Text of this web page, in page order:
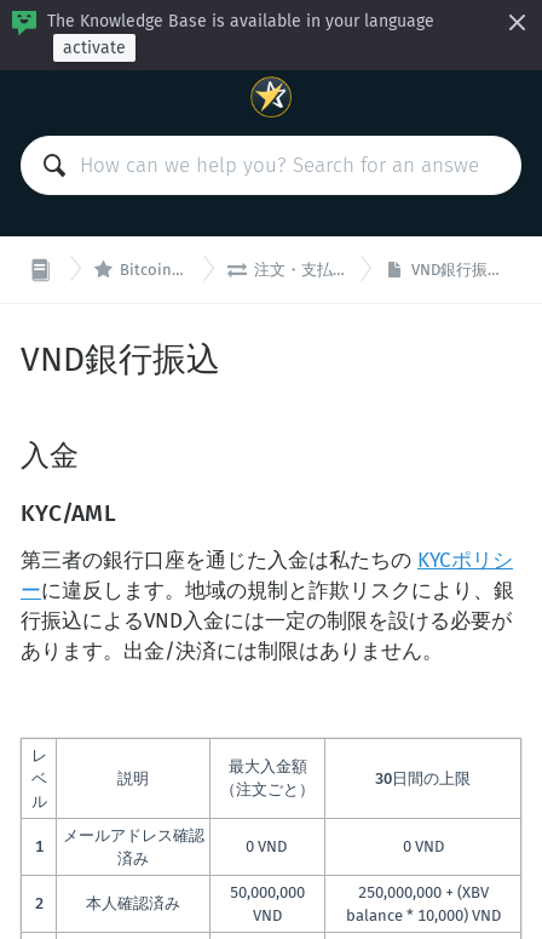
The Knowledge Base is available in your language
activate
 BitcoinVN  注文・支払い VND銀行振込
VND銀行振込
入金
KYC/AML
第三者の銀行口座を通じた入金は私たちの KYCポリシ
ーに違反します。地域の規制と詐欺リスクにより、銀
行振込によるVND入金には一定の制限を設ける必要が
あります。出金/決済には制限はありません。
レ
ベ
ル
説明
最大入金額
（注文ごと）
30日間の上限
1
メールアドレス確認
済み
0 VND 0 VND
2 本人確認済み
50,000,000
VND
250,000,000 + (XBV
balance * 10,000) VND